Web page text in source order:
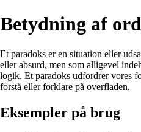
Betydning af
Et paradoks er en situation eller
eller absurd, men som alligevel
logik. Et paradoks udfordrer vores
forstå eller forklare på overfladen.
Eksempler på brug